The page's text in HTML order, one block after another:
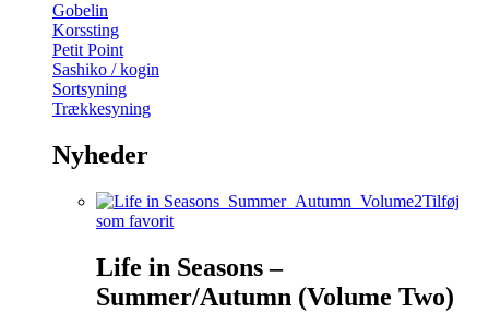
Gobelin
Korssting
Petit Point
Sashiko / kogin
Sortsyning
Trækkesyning
Nyheder
Tilføj
som favorit
Life in Seasons –
Summer/Autumn (Volume Two)